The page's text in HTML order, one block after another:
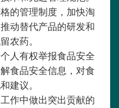
的管理制度，加快淘
动替代产品的研发和
农药。
有权举报食品安全
食品安全信息，对食
建议。
中做出突出贡献的